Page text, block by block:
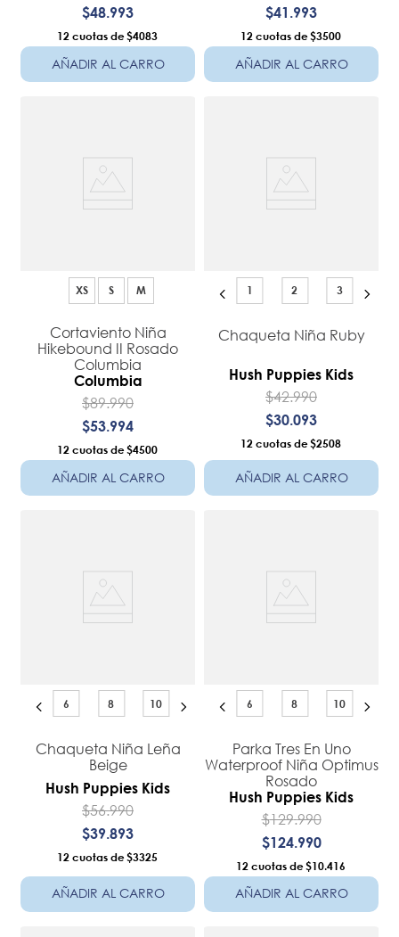
$48.993
12 $4083
AÑADIR AL CARRO
$41 .993
12 $3500
AÑADIR AL CARRO
XS S M
Cortaviento Niña
Hikebound II Rosado
Columbia
Columbia
$89.990
$53 994
12 $4500
AÑADIR AL CARRO
1 2 3
Chaqueta Niña Ruby
Hush Puppies Kids
$42.990
$30 093
12 $2508
AÑADIR AL CARRO
6 8 10
Chaqueta Niña Leña
Beige
Hush Puppies Kids
$56.990
$39 893
12 $3325
AÑADIR AL CARRO
6 8 10
Parka Tres En Uno
Waterproof Niña Optimus
Rosado
Hush Puppies Kids
$129.990
$124. 990
12 $10.416
AÑADIR AL CARRO